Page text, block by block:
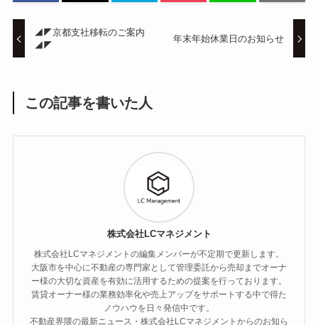
◢◤京都支社移転のご案内
◢◤
年末年始休業日のお知らせ
この記事を書いた人
株式会社LCマネジメント
株式会社LCマネジメントの編集メンバーが不定期で更新します。
大阪市を中心に不動産の専門家として管理委託から売却までオーナ
ー様の大切な資産を有効に活用するための提案を行っております。
賃貸オーナー様の業務効率化や売上アップをサポートする中で得た
ノウハウを日々発信中です。
不動産界隈の最新ニュース・株式会社LCマネジメントからのお知ら